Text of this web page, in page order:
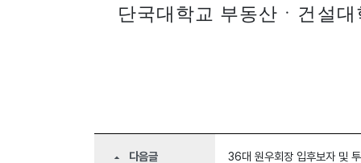
단국대학교 부동산ㆍ건설
arrow_drop_up 다음글 36대 원우회장 입후보자 및